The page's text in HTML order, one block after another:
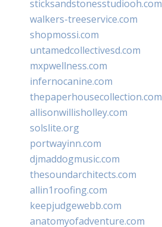
sticksandstonesstudiooh.com
walkers-treeservice.com
shopmossi.com
untamedcollectivesd.com
mxpwellness.com
infernocanine.com
thepaperhousecollection.com
allisonwillisholley.com
solslite.org
portwayinn.com
djmaddogmusic.com
thesoundarchitects.com
allin1roofing.com
keepjudgewebb.com
anatomyofadventure.com